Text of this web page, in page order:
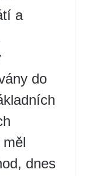
a
do
dnes